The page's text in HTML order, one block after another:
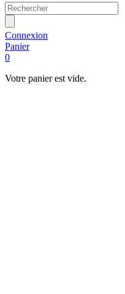
Connexion
Panier
0
Votre panier est vide.